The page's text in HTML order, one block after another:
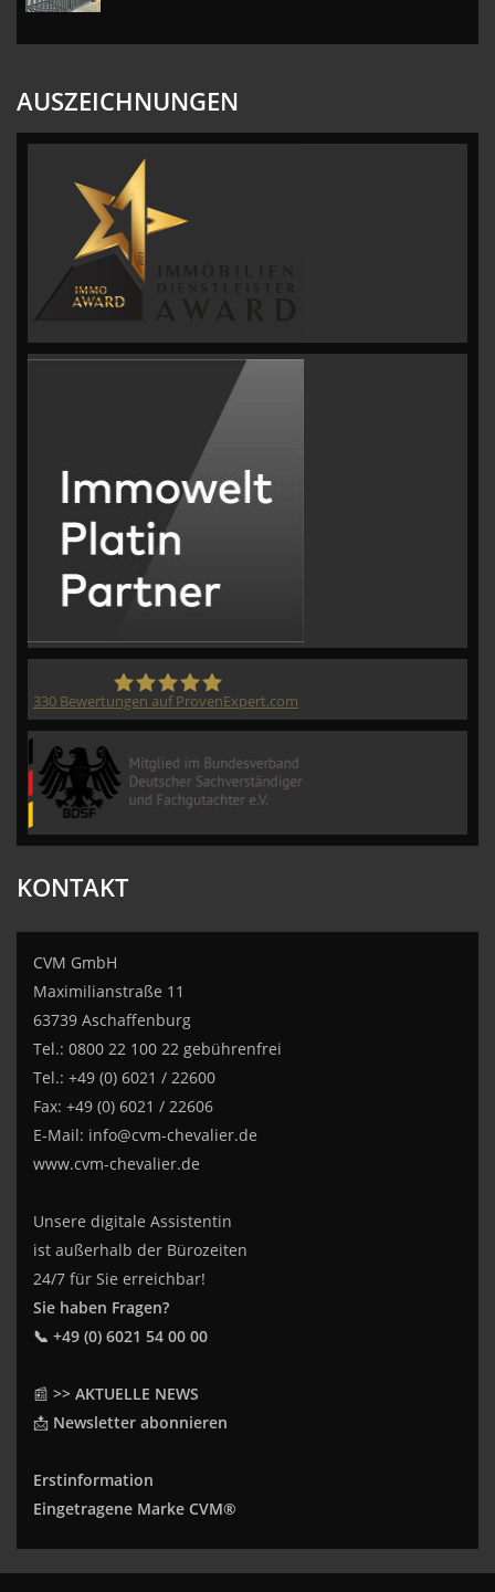
AUSZEICHNUNGEN
330 Bewertungen auf ProvenExpert.com
KONTAKT
CVM GmbH
Maximilianstraße 11
63739 Aschaffenburg
Tel.: 0800 22 100 22 gebührenfrei
Tel.: +49 (0) 6021 / 22600
Fax: +49 (0) 6021 / 22606
E-Mail: info@cvm-chevalier.de
www.cvm-chevalier.de
Unsere digitale Assistentin
ist außerhalb der Bürozeiten
24/7 für Sie erreichbar!
Sie haben Fragen?
📞 +49 (0) 6021 54 00 00
📰 >> AKTUELLE NEWS
📩 Newsletter abonnieren
Erstinformation
Eingetragene Marke CVM®